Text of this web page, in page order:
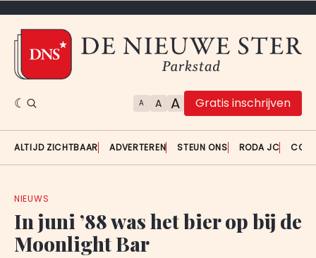
A A A Gratis inschrijven
ALTIJD ZICHTBAAR ADVERTEREN STEUN ONS RODA JC
NIEUWS
In juni ’88 was het bier op bij de
Moonlight Bar